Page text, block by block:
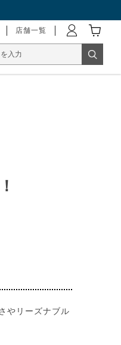
店舗一覧
やリーズナブル